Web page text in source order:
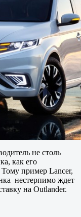
не столь
как его
пример Lancer,
нестерпимо ждет
на Outlander.